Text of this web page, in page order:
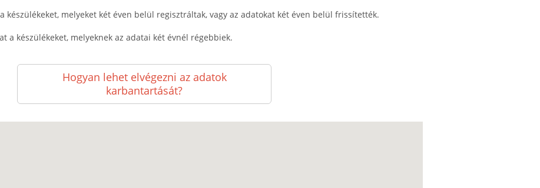
készülékeket, melyeket két éven belül regisztráltak, vagy az adatokat két éven belül frissítették.
a készülékeket, melyeknek az adatai két évnél régebbiek.
Hogyan lehet elvégezni az adatok
karbantartását?